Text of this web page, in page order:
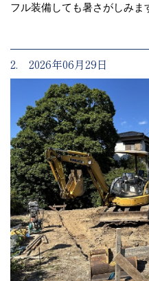
フル装備しても暑さがしみま
2. 2026年06月29日